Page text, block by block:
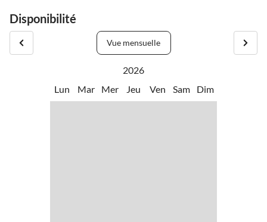
Disponibilité
Vue mensuelle
2026
Lun
Mar Mer Jeu Ven Sam Dim